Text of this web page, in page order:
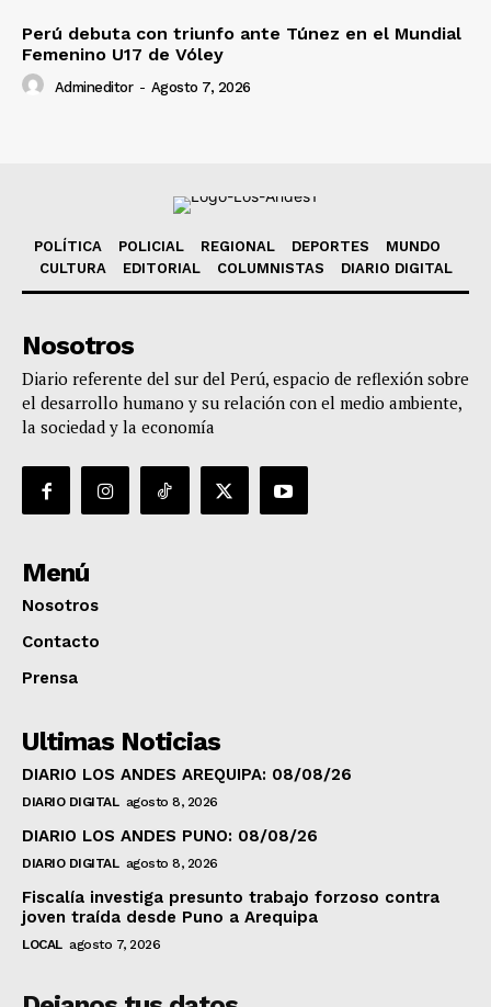
Perú debuta con triunfo ante Túnez en el Mundial
Femenino U17 de Vóley
Admineditor - Agosto 7, 2026
POLÍTICA POLICIAL REGIONAL DEPORTES
MUNDO
CULTURA
EDITORIAL COLUMNISTAS DIARIO DIGITAL
Nosotros
Diario referente del sur del Perú, espacio de reflexión sobre
el desarrollo humano y su relación con el medio ambiente,
la sociedad y la economía
Menú
Nosotros
Contacto
Prensa
Ultimas Noticias
DIARIO LOS ANDES AREQUIPA: 08/08/26
DIARIO DIGITAL agosto 8, 2026
DIARIO LOS ANDES PUNO: 08/08/26
DIARIO DIGITAL agosto 8, 2026
Fiscalía investiga presunto trabajo forzoso contra
joven traída desde Puno a Arequipa
LOCAL agosto 7, 2026